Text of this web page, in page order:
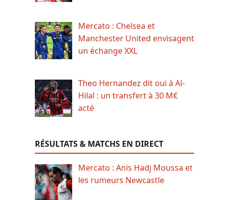
Mercato : Chelsea et
Manchester United envisagent
un échange XXL
Theo Hernandez dit oui à Al-
Hilal : un transfert à 30 M€
acté
RÉSULTATS & MATCHS EN DIRECT
Mercato : Anis Hadj Moussa et
les rumeurs Newcastle